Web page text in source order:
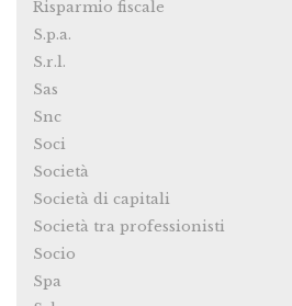
Risparmio fiscale
S.p.a.
S.r.l.
Sas
Snc
Soci
Società
Società di capitali
Società tra professionisti
Socio
Spa